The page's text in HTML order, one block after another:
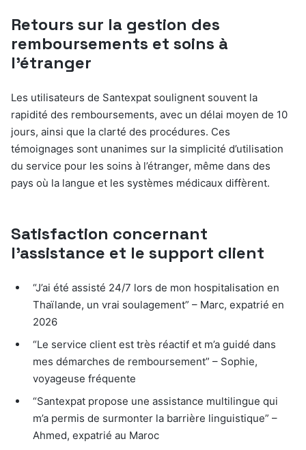
Retours sur la gestion des
remboursements et soins à
l’étranger
Les utilisateurs de Santexpat soulignent souvent la
rapidité des remboursements, avec un délai moyen de 10
jours, ainsi que la clarté des procédures. Ces
témoignages sont unanimes sur la simplicité d’utilisation
du service pour les soins à l’étranger, même dans des
pays où la langue et les systèmes médicaux diffèrent.
Satisfaction concernant
l’assistance et le support client
“J’ai été assisté 24/7 lors de mon hospitalisation en
Thaïlande, un vrai soulagement” – Marc, expatrié en
2026
“Le service client est très réactif et m’a guidé dans
mes démarches de remboursement” – Sophie,
voyageuse fréquente
“Santexpat propose une assistance multilingue qui
m’a permis de surmonter la barrière linguistique” –
Ahmed, expatrié au Maroc